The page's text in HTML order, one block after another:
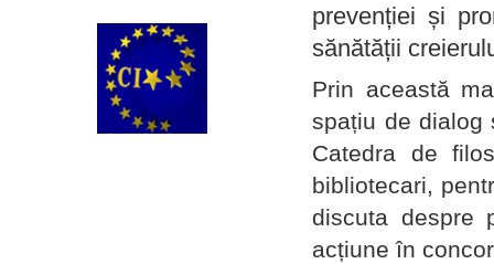
prevenției și
sănătății
Prin această
spațiu de dialog
Catedra de
bibliotecari,
discuta despre
acțiune în